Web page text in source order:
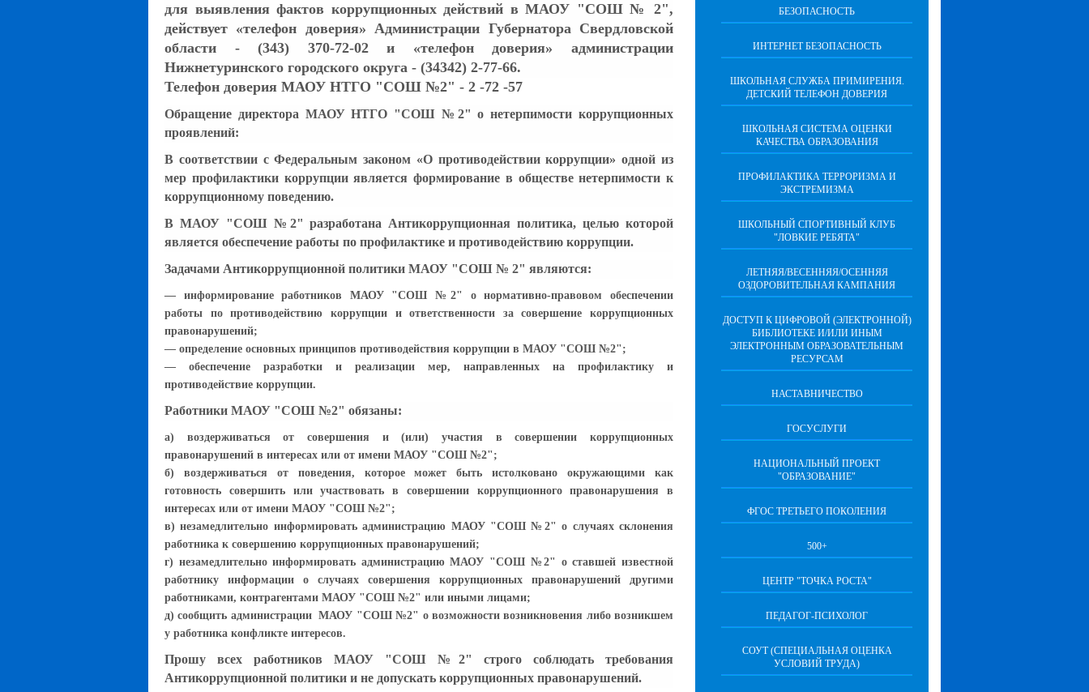
для выявления фактов коррупционных действий в МАОУ "СОШ № 2",
действует «телефон доверия» Администрации Губернатора Свердловской
области - (343) 370-72-02 и «телефон доверия» администрации
Нижнетуринского городского округа - (34342) 2-77-66.
Телефон доверия МАОУ НТГО "СОШ №2" - 2 -72 -57
Обращение директора МАОУ НТГО "СОШ №2" о нетерпимости коррупционных
проявлений:
В соответствии с Федеральным законом «О противодействии коррупции» одной из
мер профилактики коррупции является формирование в обществе нетерпимости к
коррупционному поведению.
В МАОУ "СОШ №2" разработана Антикоррупционная политика, целью которой
является обеспечение работы по профилактике и противодействию коррупции.
Задачами Антикоррупционной политики МАОУ "СОШ № 2" являются:
— информирование работников МАОУ "СОШ №2" о нормативно-правовом обеспечении
работы по противодействию коррупции и ответственности за совершение коррупционных
правонарушений;
— определение основных принципов противодействия коррупции в МАОУ "СОШ №2";
— обеспечение разработки и реализации мер, направленных на профилактику и
противодействие коррупции.
Работники МАОУ "СОШ №2" обязаны:
а) воздерживаться от совершения и (или) участия в совершении коррупционных
правонарушений в интересах или от имени МАОУ "СОШ №2";
б) воздерживаться от поведения, которое может быть истолковано окружающими как
готовность совершить или участвовать в совершении коррупционного правонарушения в
интересах или от имени МАОУ "СОШ №2";
в) незамедлительно информировать администрацию МАОУ "СОШ №2" о случаях склонения
работника к совершению коррупционных правонарушений;
г) незамедлительно информировать администрацию МАОУ "СОШ №2" о ставшей известной
работнику информации о случаях совершения коррупционных правонарушений другими
работниками, контрагентами МАОУ "СОШ №2" или иными лицами;
д) сообщить администрации МАОУ "СОШ №2" о возможности возникновения либо возникшем
у работника конфликте интересов.
Прошу всех работников МАОУ "СОШ №2" строго соблюдать требования
Антикоррупционной политики и не допускать коррупционных правонарушений.
БЕЗОПАСНОСТЬ
ИНТЕРНЕТ БЕЗОПАСНОСТЬ
ШКОЛЬНАЯ СЛУЖБА ПРИМИРЕНИЯ.
ДЕТСКИЙ ТЕЛЕФОН ДОВЕРИЯ
ШКОЛЬНАЯ СИСТЕМА ОЦЕНКИ
КАЧЕСТВА ОБРАЗОВАНИЯ
ПРОФИЛАКТИКА ТЕРРОРИЗМА И
ЭКСТРЕМИЗМА
ШКОЛЬНЫЙ СПОРТИВНЫЙ КЛУБ
"ЛОВКИЕ РЕБЯТА"
ЛЕТНЯЯ/ВЕСЕННЯЯ/ОСЕННЯЯ
ОЗДОРОВИТЕЛЬНАЯ КАМПАНИЯ
ДОСТУП К ЦИФРОВОЙ (ЭЛЕКТРОННОЙ)
БИБЛИОТЕКЕ И/ИЛИ ИНЫМ
ЭЛЕКТРОННЫМ ОБРАЗОВАТЕЛЬНЫМ
РЕСУРСАМ
НАСТАВНИЧЕСТВО
ГОСУСЛУГИ
НАЦИОНАЛЬНЫЙ ПРОЕКТ
"ОБРАЗОВАНИЕ"
ФГОС ТРЕТЬЕГО ПОКОЛЕНИЯ
500+
ЦЕНТР "ТОЧКА РОСТА"
ПЕДАГОГ-ПСИХОЛОГ
СОУТ (СПЕЦИАЛЬНАЯ ОЦЕНКА
УСЛОВИЙ ТРУДА)